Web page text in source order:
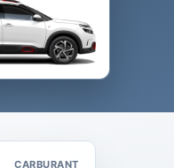
CARBURANT